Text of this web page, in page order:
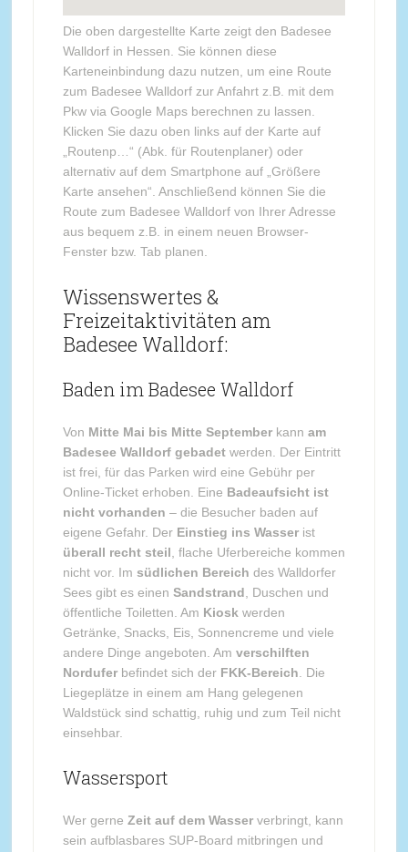
Die oben dargestellte Karte zeigt den Badesee
Walldorf in Hessen. Sie können diese
Karteneinbindung dazu nutzen, um eine Route
zum Badesee Walldorf zur Anfahrt z.B. mit dem
Pkw via Google Maps berechnen zu lassen.
Klicken Sie dazu oben links auf der Karte auf
„Routenp…“ (Abk. für Routenplaner) oder
alternativ auf dem Smartphone auf „Größere
Karte ansehen“. Anschließend können Sie die
Route zum Badesee Walldorf von Ihrer Adresse
aus bequem z.B. in einem neuen Browser-
Fenster bzw. Tab planen.
Wissenswertes &
Freizeitaktivitäten am
Badesee Walldorf:
Baden im Badesee Walldorf
Von Mitte Mai bis Mitte Septemberkann am
Badesee Walldorf gebadetwerden. Der Eintritt
ist frei, für das Parken wird eine Gebühr per
Online-Ticket erhoben. Eine Badeaufsicht ist
nicht vorhanden – die Besucher baden auf
eigene Gefahr. Der Einstieg ins Wasserist
überall recht steil , flache Uferbereiche kommen
nicht vor. Im südlichen Bereich des Walldorfer
Sees gibt es einen Sandstrand , Duschen und
öffentliche Toiletten. Am Kiosk werden
Getränke, Snacks, Eis, Sonnencreme und viele
andere Dinge angeboten. Am verschilften
Norduferbefindet sich der FKK-Bereich . Die
Liegeplätze in einem am Hang gelegenen
Waldstück sind schattig, ruhig und zum Teil nicht
einsehbar.
Wassersport
Wer gerne Zeit auf dem Wasserverbringt, kann
sein aufblasbares SUP-Board mitbringen und